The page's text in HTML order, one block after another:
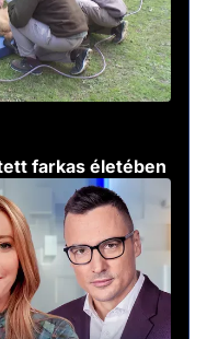
farkas életében